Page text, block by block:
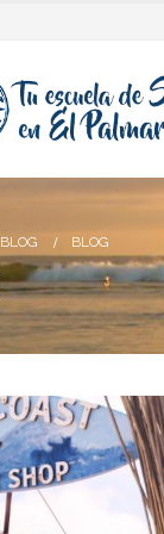
BLOG BLOG
29/07/2026